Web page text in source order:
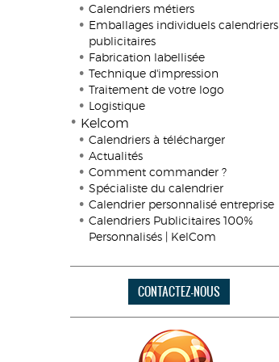
Calendriers métiers
Emballages individuels calendriers
publicitaires
Fabrication labellisée
Technique d'impression
Traitement de votre logo
Logistique
Kelcom
Calendriers à télécharger
Actualités
Comment commander ?
Spécialiste du calendrier
Calendrier personnalisé entreprise
Calendriers Publicitaires 100%
Personnalisés | KelCom
CONTACTEZ-NOUS